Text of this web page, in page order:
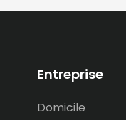
Entreprise
Domicile